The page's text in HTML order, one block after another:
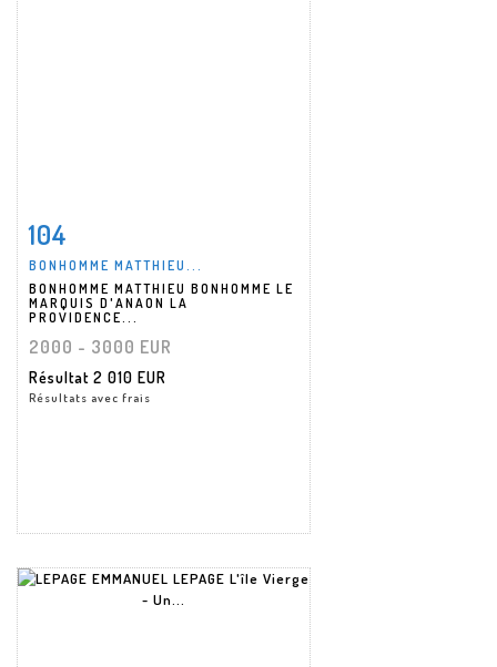
Fiche détaillée
104
BONHOMME MATTHIEU...
BONHOMME MATTHIEU BONHOMME LE
MARQUIS D'ANAON LA
PROVIDENCE...
2000 - 3000 EUR
Résultat 2 010 EUR
Résultats avec frais